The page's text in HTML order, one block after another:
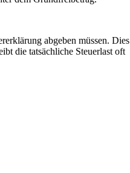
abgeben müssen. Dies
die tatsächliche Steuerlast oft